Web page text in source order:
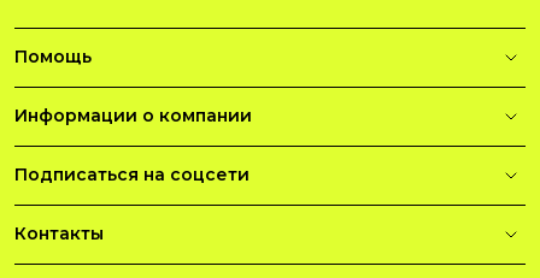
Помощь
Информации о компании
Подписаться на соцсети
Контакты